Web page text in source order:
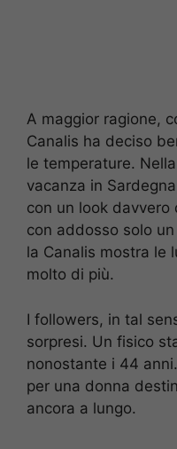
A maggior ragione,
Canalis ha deciso
le temperature.
vacanza in
con un look davvero
con addosso solo
la Canalis mostra le
molto di più.
I followers, in tal
sorpresi. Un fisico
nonostante i 44
per una donna
ancora a lungo.